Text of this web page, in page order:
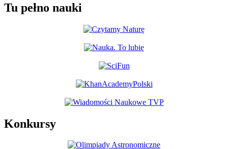
Tu pełno nauki
Konkursy